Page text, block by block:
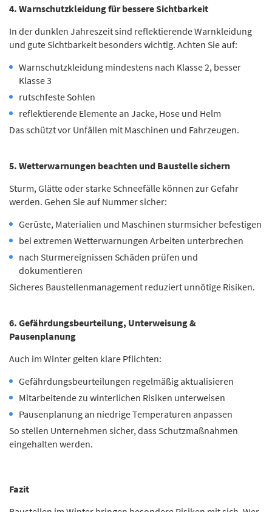
4. Warnschutzkleidung für bessere Sichtbarkeit
In der dunklen Jahreszeit sind reflektierende Warnkleidung
und gute Sichtbarkeit besonders wichtig. Achten Sie auf:
Warnschutzkleidung mindestens nach Klasse 2, besser
Klasse 3
rutschfeste Sohlen
reflektierende Elemente an Jacke, Hose und Helm
Das schützt vor Unfällen mit Maschinen und Fahrzeugen.
5. Wetterwarnungen beachten und Baustelle sichern
Sturm, Glätte oder starke Schneefälle können zur Gefahr
werden. Gehen Sie auf Nummer sicher:
Gerüste, Materialien und Maschinen sturmsicher befestigen
bei extremen Wetterwarnungen Arbeiten unterbrechen
nach Sturmereignissen Schäden prüfen und
dokumentieren
Sicheres Baustellenmanagement reduziert unnötige Risiken.
6. Gefährdungsbeurteilung, Unterweisung &
Pausenplanung
Auch im Winter gelten klare Pflichten:
Gefährdungsbeurteilungen regelmäßig aktualisieren
Mitarbeitende zu winterlichen Risiken unterweisen
Pausenplanung an niedrige Temperaturen anpassen
So stellen Unternehmen sicher, dass Schutzmaßnahmen
eingehalten werden.
Fazit